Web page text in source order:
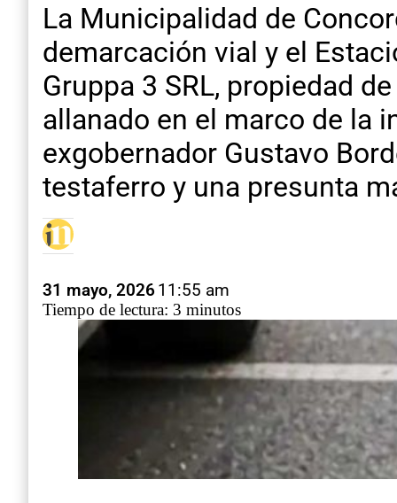
La Municipalidad de
demarcación vial y el
Gruppa 3 SRL, propiedad
allanado en el marco de la
exgobernador Gustavo
testaferro y una presunta
31 mayo, 202611:55 am
Tiempo de lectura: 3 minutos